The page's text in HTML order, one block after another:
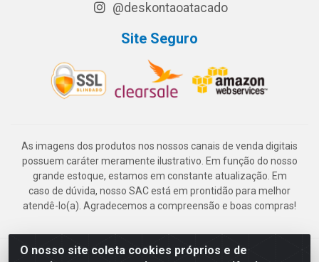
O nosso site coleta cookies próprios e de
@deskontaoatacado
Site Seguro
As imagens dos produtos nos nossos canais de venda digitais
possuem caráter meramente ilustrativo. Em função do nosso
grande estoque, estamos em constante atualização. Em
caso de dúvida, nosso SAC está em prontidão para melhor
atendê-lo(a). Agradecemos a compreensão e boas compras!